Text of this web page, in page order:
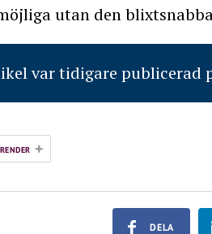
utan den
var tidigare publicerad
+
DELA